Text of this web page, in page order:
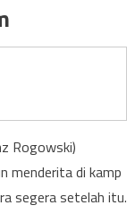
Rogowski)
menderita di kamp
segera setelah itu.